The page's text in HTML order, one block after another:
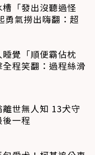
「發出沒聽過怪
勇氣撈出嗨翻：超
覺「順便霸佔枕
程笑翻：過程絲滑
世無人知 13犬守
一程